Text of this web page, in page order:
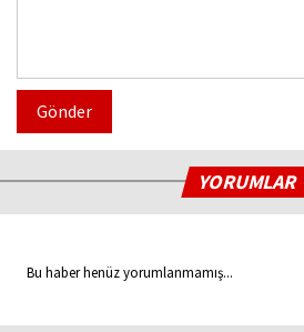
Gönder
YORUMLAR
Bu haber henüz yorumlanmamış...